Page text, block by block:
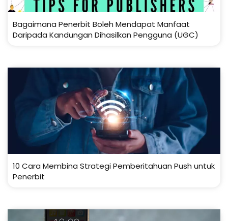
Bagaimana Penerbit Boleh Mendapat Manfaat
Daripada Kandungan Dihasilkan Pengguna (UGC)
10 Cara Membina Strategi Pemberitahuan Push untuk
Penerbit